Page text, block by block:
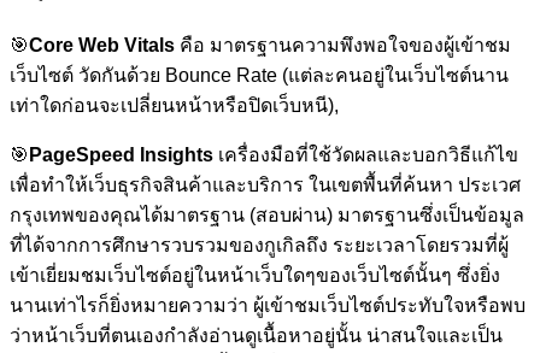
🎯Core Web Vitals คือ มาตรฐานความพึงพอใจของผู้เข้าชม
เว็บไซต์ วัดกันด้วย Bounce Rate (แต่ละคนอยู่ในเว็บไซต์นาน
เท่าใดก่อนจะเปลี่ยนหน้าหรือปิดเว็บหนี),
🎯 PageSpeed Insights เครื่องมือที่ใช้วัดผลและบอกวิธีแก้ไข
เพื่อทำให้เว็บธุรกิจสินค้าและบริการ ในเขตพื้นที่ค้นหา ประเวศ
กรุงเทพของคุณได้มาตรฐาน (สอบผ่าน) มาตรฐานซึ่งเป็นข้อมูล
ที่ได้จากการศึกษารวบรวมของกูเกิลถึง ระยะเวลาโดยรวมที่ผู้
เข้าเยี่ยมชมเว็บไซต์อยู่ในหน้าเว็บใดๆของเว็บไซต์นั้นๆ ซึ่งยิ่ง
นานเท่าไรก็ยิ่งหมายความว่า ผู้เข้าชมเว็บไซต์ประทับใจหรือพบ
ว่าหน้าเว็บที่ตนเองกำลังอ่านดูเนื้อหาอยู่นั้น น่าสนใจและเป็น